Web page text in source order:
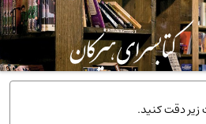
زیر دقت کنید.